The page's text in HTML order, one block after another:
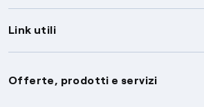
Link utili
Assistenza
Offerte, prodotti e servizi